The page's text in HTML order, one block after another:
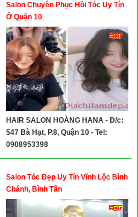
Salon Chuyên Phục Hồi Tóc Uy Tín
Ở Quận 10
HAIR SALON HOÀNG HANA - Đ/c:
547 Bà Hạt, P.8, Quận 10 - Tel:
0908953398
Salon Tóc Đẹp Uy Tín Vĩnh Lộc Bình
Chánh, Bình Tân